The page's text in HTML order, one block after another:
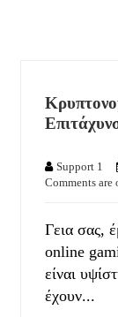
Support 1
Comments
Γεια σας,
online
είναι
έχουν...